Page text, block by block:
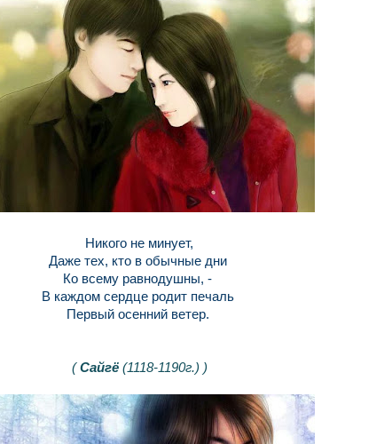
Никого не минует,
Даже тех, кто в обычные дни
Ко всему равнодушны, -
В каждом сердце родит печаль
Первый осенний ветер.
(Сайгё(1118-1190г.) )